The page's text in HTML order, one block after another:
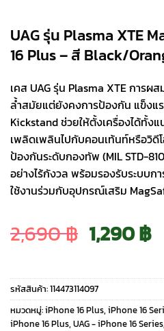
UAG รุ่น Plasma XTE
16 Plus – สี Black/
เคส UAG รุ่น Plasma XTE การผ
ล้ำสมัยแต่ยังคงการป้องกัน แข็งแ
Kickstand ช่วยให้ตั้งเครื่องได้ทั้ง
เพลิดเพลินไปกับคอนเท้นท์หรือวิดี
ป้องกันระดับกองทัพ (MIL STD-
อย่างไร้กังวล พร้อมรองรับระบบก
ใช้งานร่วมกับอุปกรณ์เสริม
2,690฿ Original
price
was:
1,290฿
รหัสสินค้า:114473114097
หมวดหมู่:iPhone 16 Plus, iPhone 16
iPhone 16 Plus, UAG - iPhone 16 Series,